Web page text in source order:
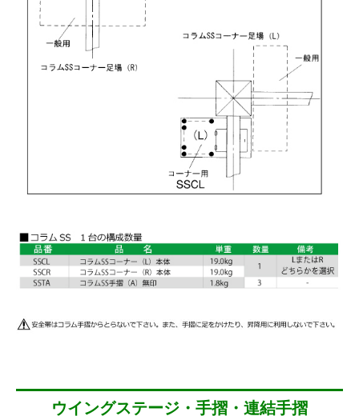
ウイングステージ・手摺・連結手摺